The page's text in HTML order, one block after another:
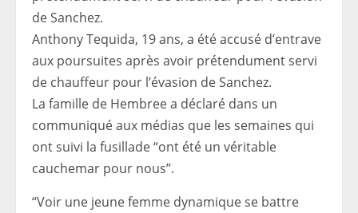
Anthony Tequida, 19 ans, a été accusé d’entrave
aux poursuites après avoir prétendument servi
de chauffeur pour l’évasion de Sanchez.
La famille de Hembree a déclaré dans un
communiqué aux médias que les semaines qui
ont suivi la fusillade “ont été un véritable
cauchemar pour nous”.
“Voir une jeune femme dynamique se battre